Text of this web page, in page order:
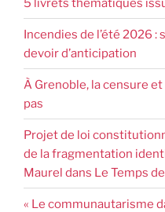
Incendies de l’été 2026
devoir d’anticipation
À Grenoble, la censure
pas
Projet de loi
de la fragmentation
Maurel dans Le Temps
« Le communautarisme